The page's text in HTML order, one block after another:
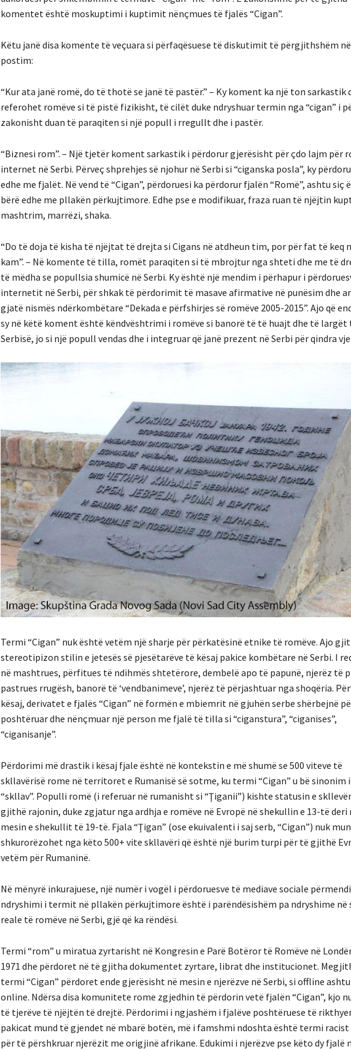
komentet është moskuptimi i kuptimit nënçmues të fjalës “Cigan”.
Këtu janë disa komente të veçuara si përfaqësuese të diskutimit të përgjithshëm
postim:
“Kur ata janë romë, do të thotë se janë të pastër.” – Ky koment ka një ton sarkastik
referohet romëve si të pistë fizikisht, të cilët duke ndryshuar termin nga “cigan” i
zakonisht duan të paraqiten si një popull i rregullt dhe i pastër.
“Biznesi rom”. – Një tjetër koment sarkastik i përdorur gjerësisht për çdo lajm për
internet në Serbi. Përveç shprehjes së njohur në Serbi si “ciganska posla”, ky
edhe me fjalët. Në vend të “Cigan”, përdoruesi ka përdorur fjalën “Romë”, ashtu siç
bërë edhe me pllakën përkujtimore. Edhe pse e modifikuar, fraza ruan të njëjtin
mashtrim, marrëzi, shaka.
“Do të doja të kisha të njëjtat të drejta si Cigans në atdheun tim, por për fat të keq
kam”. – Në komente të tilla, romët paraqiten si të mbrojtur nga shteti dhe me të
të mëdha se popullsia shumicë në Serbi. Ky është një mendim i përhapur i
internetit në Serbi, për shkak të përdorimit të masave afirmative në punësim dhe
gjatë nismës ndërkombëtare “Dekada e përfshirjes së romëve 2005-2015”. Ajo që
sy në këtë koment është këndvështrimi i romëve si banorë të të huajt dhe të largët
Serbisë, jo si një popull vendas dhe i integruar që janë prezent në Serbi për qindra
Termi “Cigan” nuk është vetëm një sharje për përkatësinë etnike të romëve. Ajo
stereotipizon stilin e jetesës së pjesëtarëve të kësaj pakice kombëtare në Serbi. I
në mashtrues, përfitues të ndihmës shtetërore, dembelë apo të papunë, njerëz të
pastrues rrugësh, banorë të ‘vendbanimeve’, njerëz të përjashtuar nga shoqëria.
kësaj, derivatet e fjalës “Cigan” në formën e mbiemrit në gjuhën serbe shërbejnë
poshtëruar dhe nënçmuar një person me fjalë të tilla si “ciganstura”, “ciganises”,
“ciganisanje”.
Përdorimi më drastik i kësaj fjale është në kontekstin e më shumë se 500 viteve të
skllavërisë rome në territoret e Rumanisë së sotme, ku termi “Cigan” u bë sinonim i
“skllav”. Populli romë (i referuar në rumanisht si “Ţiganii”) kishte statusin e
gjithë rajonin, duke zgjatur nga ardhja e romëve në Evropë në shekullin e 13-të deri
mesin e shekullit të 19-të. Fjala “Ţigan” (ose ekuivalenti i saj serb, “Cigan”) nuk
shkurorëzohet nga këto 500+ vite skllavëri që është një burim turpi për të gjithë
vetëm për Rumaninë.
Në mënyrë inkurajuese, një numër i vogël i përdoruesve të mediave sociale
ndryshimi i termit në pllakën përkujtimore është i parëndësishëm pa ndryshime në
reale të romëve në Serbi, gjë që ka rëndësi.
Termi “rom” u miratua zyrtarisht në Kongresin e Parë Botëror të Romëve në
1971 dhe përdoret në të gjitha dokumentet zyrtare, librat dhe institucionet.
termi “Cigan” përdoret ende gjerësisht në mesin e njerëzve në Serbi, si offline
online. Ndërsa disa komunitete rome zgjedhin të përdorin vetë fjalën “Cigan”, kjo
të tjerëve të njëjtën të drejtë. Përdorimi i ngjashëm i fjalëve poshtëruese të
pakicat mund të gjendet në mbarë botën, më i famshmi ndoshta është termi racist
për të përshkruar njerëzit me origjinë afrikane. Edukimi i njerëzve pse këto dy fjalë